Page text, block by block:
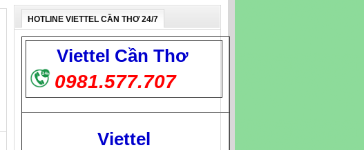
HOTLINE VIETTEL CẦN THƠ 24/7
Viettel Cần Thơ
0981.577.707
Viettel